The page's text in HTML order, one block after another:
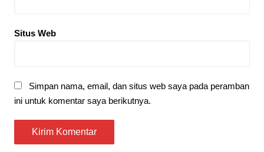
Situs Web
Simpan nama, email, dan situs web saya pada peramban
ini untuk komentar saya berikutnya.